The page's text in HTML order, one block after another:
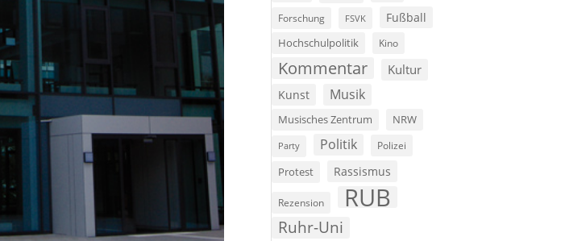
Forschung FSVK Fußball
Hochschulpolitik Kino
Kommentar Kultur
Kunst Musik
Musisches Zentrum NRW
Party Politik Polizei
Protest Rassismus
Rezension RUB
Ruhr-Uni